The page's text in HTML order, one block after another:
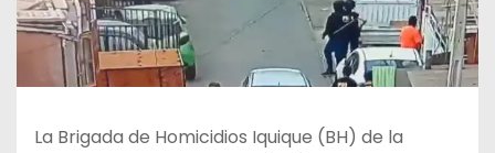
La Brigada de Homicidios Iquique (BH) de la